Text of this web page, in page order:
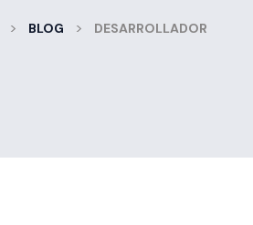
> BLOG >
DESARROLLADOR